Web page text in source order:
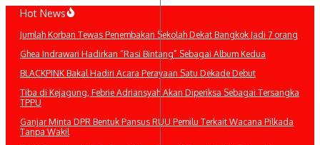
Lewati
konten
Hot News
Jumlah Korban Tewas Penembakan Sekolah Dekat Bangkok Jadi 7 orang
Ghea Indrawari Hadirkan “Rasi Bintang” Sebagai Album Kedua
BLACKPINK Bakal Hadiri Acara Perayaan Satu Dekade Debut
Tiba di Kejagung, Febrie Adriansyah Akan Diperiksa Sebagai Tersangka
TPPU
Ganjar Minta DPR Bentuk Pansus RUU Pemilu Terkait Wacana Pilkada
Tanpa Wakil